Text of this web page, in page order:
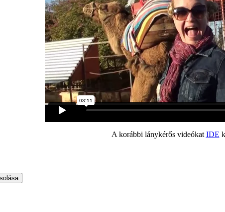
A korábbi lánykérős videókat IDE